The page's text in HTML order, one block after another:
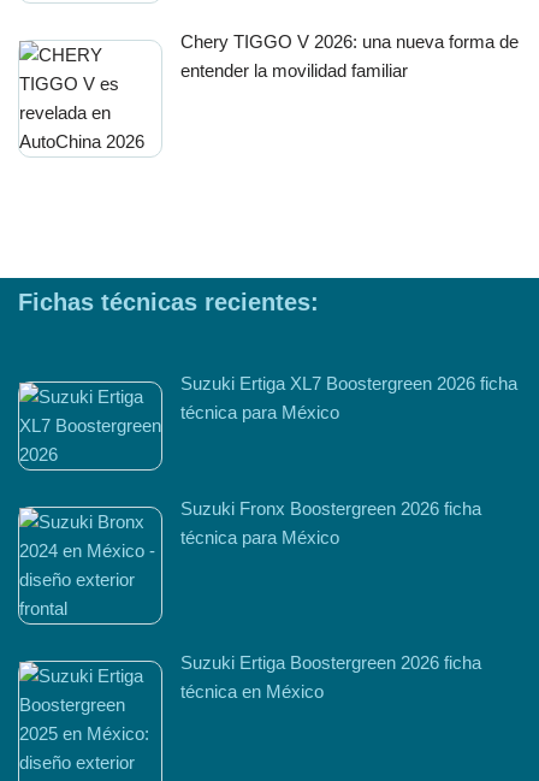
Chery TIGGO V 2026: una nueva forma de
entender la movilidad familiar
Fichas técnicas recientes:
Suzuki Ertiga XL7 Boostergreen 2026 ficha
técnica para México
Suzuki Fronx Boostergreen 2026 ficha
técnica para México
Suzuki Ertiga Boostergreen 2026 ficha
técnica en México